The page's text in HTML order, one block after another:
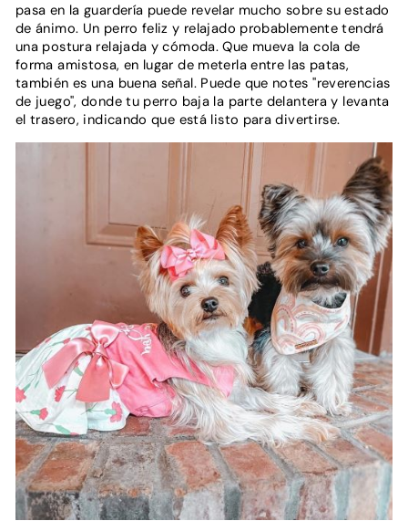
pasa en la guardería puede revelar mucho sobre su estado
de ánimo. Un perro feliz y relajado probablemente tendrá
una postura relajada y cómoda. Que mueva la cola de
forma amistosa, en lugar de meterla entre las patas,
también es una buena señal. Puede que notes "reverencias
de juego", donde tu perro baja la parte delantera y levanta
el trasero, indicando que está listo para divertirse.